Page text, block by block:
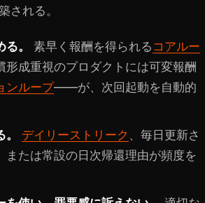
される。
。 素早く報酬を得られる コアルー
成重視のプロダクトには可変報酬
ンループ——が、次回起動を自動的
デイリーストリーク 、毎日更新さ
または常設の日次帰還理由が頻度を